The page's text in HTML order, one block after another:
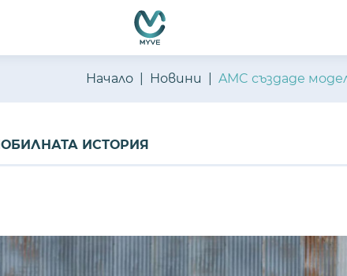
Начало Новини AMC създаде
ИСТОРИЯ